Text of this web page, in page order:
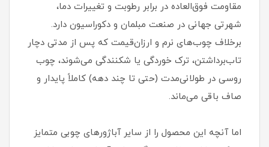
مقاومت فوق‌العاده در برابر رطوبت و تغییرات دما،
شهرتی جهانی در صنعت مبلمان و دکوراسیون دارد.
برخلاف چوب‌های نرم و ارزان‌قیمت که پس از مدتی دچار
تاب‌برداشتن، ترک خوردگی یا شکنندگی می‌شوند، چوب
روسی در طولانی‌مدت (حتی تا چند دهه) کاملاً پایدار و
صاف باقی می‌ماند.
اما آنچه این محصول را از سایر آباژورهای چوبی متمایز